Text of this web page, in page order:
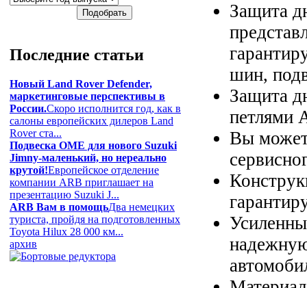
Последние статьи
Новый Land Rover Defender,
маркетинговые перспективы в
России.Скоро исполнится год, как в
салоны европейских дилеров Land
Rover ста...
Подвеска OME для нового Suzuki
Jimny-маленький, но нереально
крутой!Европейское отделение
компании ARB приглашает на
презентацию Suzuki J...
ARB Вам в помощьДва немецких
туриста, пройдя на подготовленных
Toyota Hilux 28 000 км...
архив
Защита
шин,
Защита
петлями
Вы